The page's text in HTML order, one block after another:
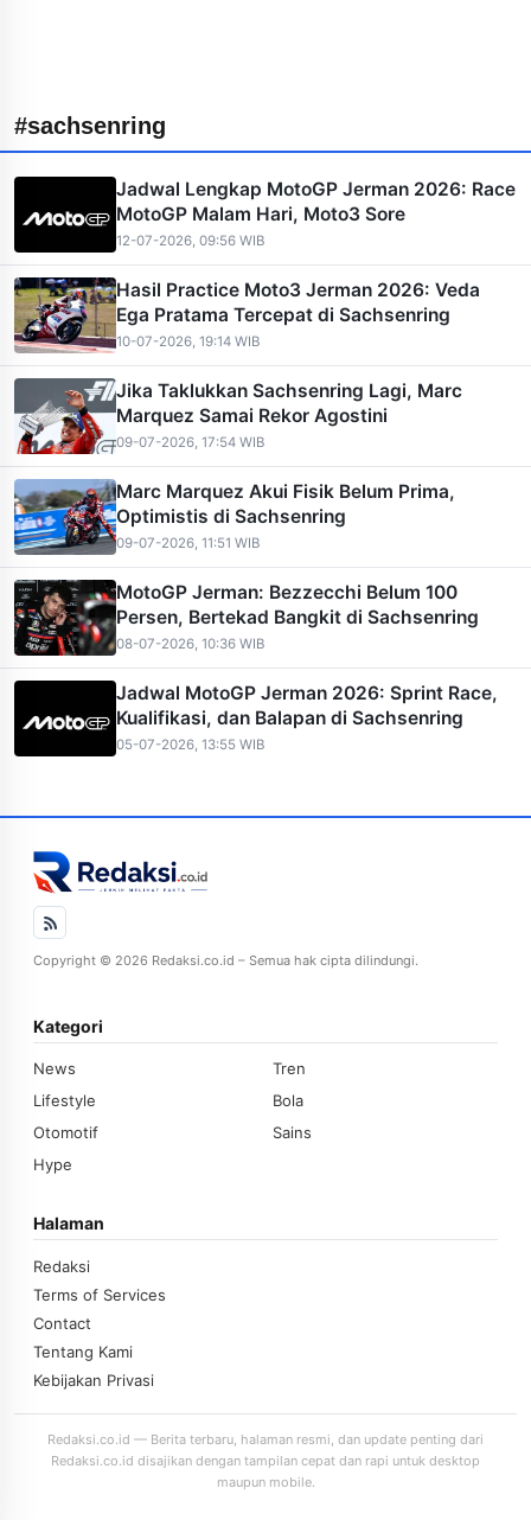
#sachsenring
Jadwal Lengkap MotoGP Jerman 2026: Race
MotoGP Malam Hari, Moto3 Sore
12-07-2026, 09:56 WIB
Hasil Practice Moto3 Jerman 2026: Veda
Ega Pratama Tercepat di Sachsenring
10-07-2026, 19:14 WIB
Jika Taklukkan Sachsenring Lagi, Marc
Marquez Samai Rekor Agostini
09-07-2026, 17:54 WIB
Marc Marquez Akui Fisik Belum Prima,
Optimistis di Sachsenring
09-07-2026, 11:51 WIB
MotoGP Jerman: Bezzecchi Belum 100
Persen, Bertekad Bangkit di Sachsenring
08-07-2026, 10:36 WIB
Jadwal MotoGP Jerman 2026: Sprint Race,
Kualifikasi, dan Balapan di Sachsenring
05-07-2026, 13:55 WIB
Copyright © 2026 Redaksi.co.id – Semua hak cipta dilindungi.
Kategori
News
Tren
Lifestyle
Bola
Otomotif
Sains
Hype
Halaman
Redaksi
Terms of Services
Contact
Tentang Kami
Kebijakan Privasi
Redaksi.co.id — Berita terbaru, halaman resmi, dan update penting dari
Redaksi.co.id disajikan dengan tampilan cepat dan rapi untuk desktop
maupun mobile.